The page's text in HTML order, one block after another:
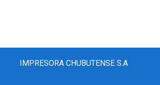
IMPRESORA CHUBUTENSE S.A